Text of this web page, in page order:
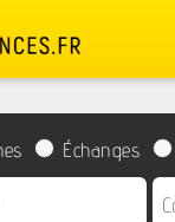
Échanges